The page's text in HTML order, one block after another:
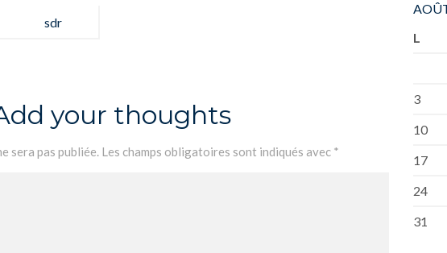
sdr
your thoughts
sera pas publiée. Les champs obligatoires sont indiqués avec *
L
3
10
17
24
31